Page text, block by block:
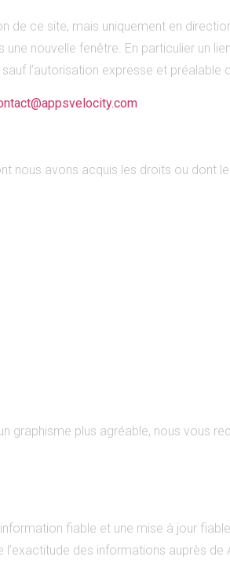
de ce site, mais uniquement en
une nouvelle fenêtre. En particulier un
l’autorisation expresse et préalable
nous avons acquis les droits ou dont
graphisme plus agréable, nous vous
fiable et une mise à jour
des informations auprès de